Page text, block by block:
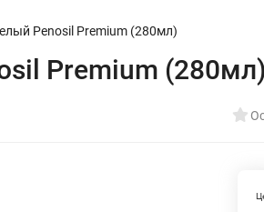
Penosil Premium (280мл)
Premium (280мл)